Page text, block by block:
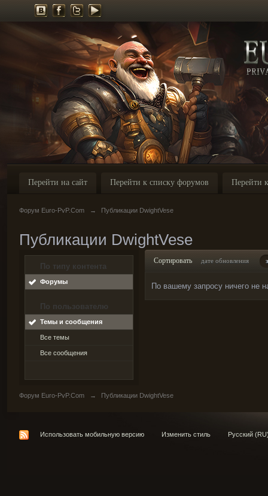
Перейти на сайт Перейти к списку форумов Перейти
Форум Euro-PvP.Com → Публикации DwightVese
Публикации DwightVese
По типу контента
Форумы
По пользователю
Темы и сообщения
Все темы
Все сообщения
Сортировать дате обновления
По вашему запросу ничего не
Форум Euro-PvP.Com → Публикации DwightVese
Использовать мобильную версию Изменить стиль Русский